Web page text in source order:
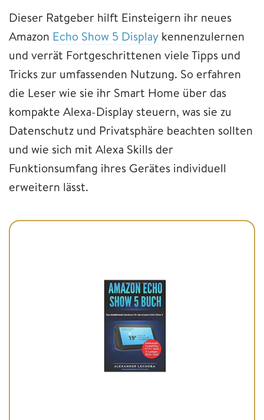
Dieser Ratgeber hilft Einsteigern ihr neues
Amazon Echo Show 5 Display kennenzulernen
und verrät Fortgeschrittenen viele Tipps und
Tricks zur umfassenden Nutzung. So erfahren
die Leser wie sie ihr Smart Home über das
kompakte Alexa-Display steuern, was sie zu
Datenschutz und Privatsphäre beachten sollten
und wie sich mit Alexa Skills der
Funktionsumfang ihres Gerätes individuell
erweitern lässt.